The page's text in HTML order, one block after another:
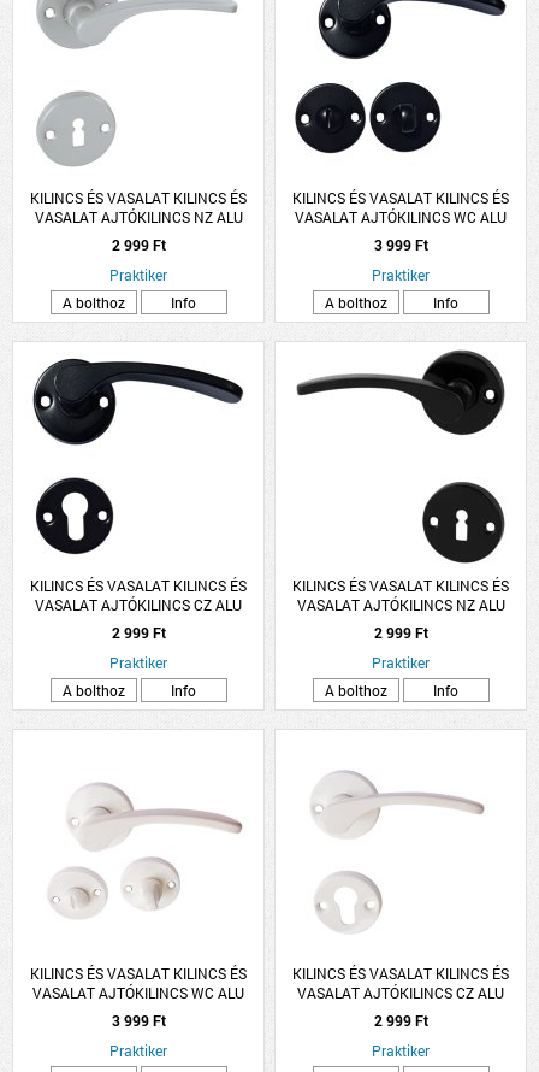
KILINCS ÉS VASALAT KILINCS ÉS
VASALAT AJTÓKILINCS NZ ALU
SZÜRKE LANA ROZETTÁS
2 999 Ft
Praktiker
A bolthoz
Info
KILINCS ÉS VASALAT KILINCS ÉS
VASALAT AJTÓKILINCS WC ALU
FEKETE LANA ROZETTÁS
3 999 Ft
Praktiker
A bolthoz
Info
KILINCS ÉS VASALAT KILINCS ÉS
VASALAT AJTÓKILINCS CZ ALU
FEKETE LANA ROZETTÁS
2 999 Ft
Praktiker
A bolthoz
Info
KILINCS ÉS VASALAT KILINCS ÉS
VASALAT AJTÓKILINCS NZ ALU
FEKETE LANA ROZETTÁS
2 999 Ft
Praktiker
A bolthoz
Info
KILINCS ÉS VASALAT KILINCS ÉS
VASALAT AJTÓKILINCS WC ALU
FEHÉR LANA ROZETTÁS
3 999 Ft
Praktiker
KILINCS ÉS VASALAT KILINCS ÉS
VASALAT AJTÓKILINCS CZ ALU
FEHÉR LANA ROZETTÁS
2 999 Ft
Praktiker